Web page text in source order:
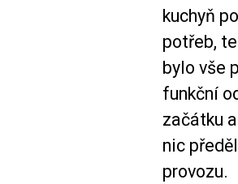
kuchyň
potřeb,
bylo vše
funkční
začátku
nic
provozu.